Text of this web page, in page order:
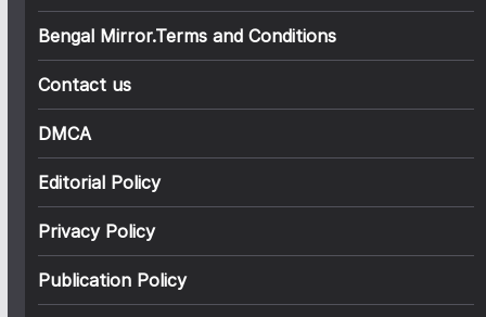
Bengal Mirror.Terms and Conditions
Contact us
DMCA
Editorial Policy
Privacy Policy
Publication Policy